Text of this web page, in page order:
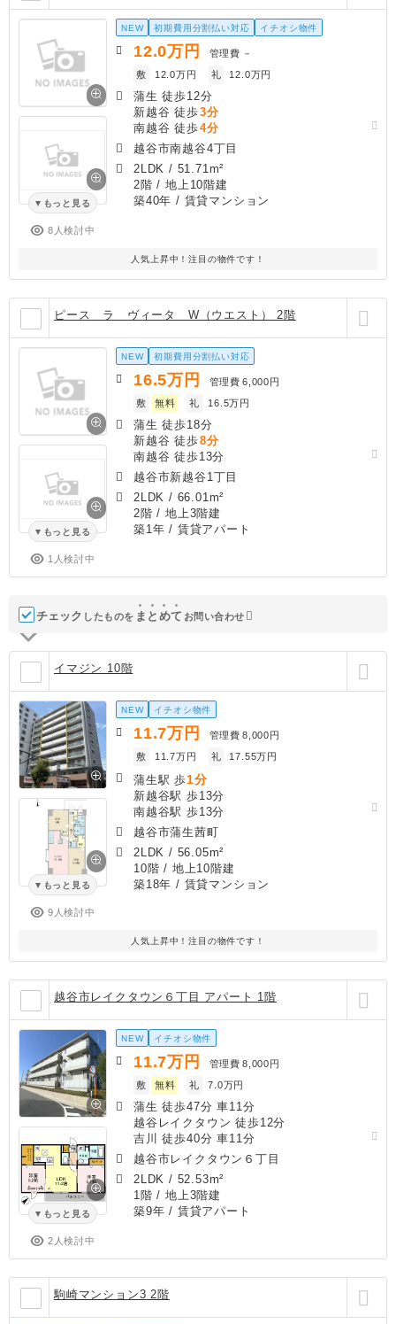
もっと見る
8人検討中
NEW 初期費用分割払い対応 イチオシ物件
12.0万円 管理費 －
敷
12.0万円 礼 12.0万円
蒲生 徒歩12分
新越谷 徒歩3分
南越谷 徒歩4分
越谷市南越谷4丁目
2LDK / 51.71m²
2階 / 地上10階建
築40年 / 賃貸マンション
人気上昇中！注目の物件です！
ピース ラ ヴィータ W（ウエスト） 2階
もっと見る
1人検討中
NEW 初期費用分割払い対応
16.5万円 管理費 6,000円
敷
無料 礼 16.5万円
蒲生 徒歩18分
新越谷 徒歩8分
南越谷 徒歩13分
越谷市新越谷1丁目
2LDK / 66.01m²
2階 / 地上3階建
築1年 / 賃貸アパート
チェック したものを ま と めて お問い合わせ
イマジン 10階
もっと見る
9人検討中
NEW イチオシ物件
11.7万円 管理費 8,000円
敷
11.7万円 礼 17.55万円
蒲生駅 歩1分
新越谷駅 歩13分
南越谷駅 歩13分
越谷市蒲生茜町
2LDK / 56.05m²
10階 / 地上10階建
築18年 / 賃貸マンション
人気上昇中！注目の物件です！
越谷市レイクタウン６丁目 アパート 1階
もっと見る
2人検討中
NEW イチオシ物件
11.7万円 管理費 8,000円
敷
無料 礼 7.0万円
蒲生 徒歩47分 車11分
越谷レイクタウン 徒歩12分
吉川 徒歩40分 車11分
越谷市レイクタウン６丁目
2LDK / 52.53m²
1階 / 地上3階建
築9年 / 賃貸アパート
駒崎マンション3 2階